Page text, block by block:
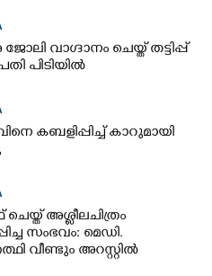
വാഗ്ദാനം ചെയ്ത് തട്ടിപ്പ്
പിടിയിൽ
കബളിപ്പിച്ച് കാറുമായി
അശ്ലീലചിത്രം
സംഭവം: മെഡി.
വീണ്ടും അറസ്റ്റിൽ